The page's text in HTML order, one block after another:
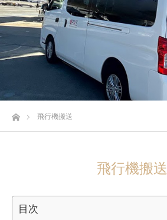
ホーム飛行機搬送
飛行機搬送
目次